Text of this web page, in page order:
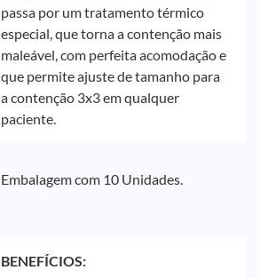
passa por um tratamento térmico
especial, que torna a contenção mais
maleável, com perfeita acomodação e
que permite ajuste de tamanho para
a contenção 3x3 em qualquer
paciente.
Embalagem com 10 Unidades.
BENEFÍCIOS: